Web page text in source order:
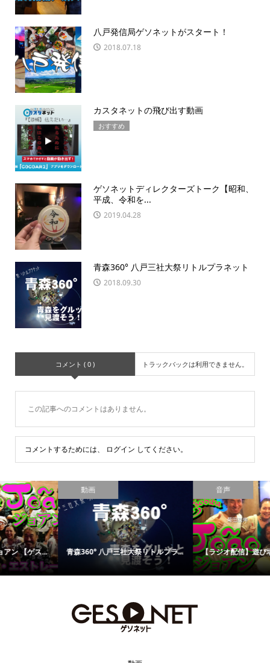
八戸発信局ゲソネットがスタート！
2018.07.18
カスタネットの飛び出す動画
おすすめ
ゲソネットディレクターズトーク【昭和、
平成、令和を...
2019.04.28
青森360° 八戸三社大祭リトルプラネット
2018.09.30
コメント ( 0 ) トラックバックは利用できません。
この記事へのコメントはありません。
コメントするためには、 ログイン してください。
動画
青森360° 八戸三社大祭リトルプラ... 【ラジオ配信】遊び場ジョアン